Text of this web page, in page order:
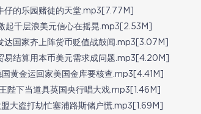
的乐园赌徒的天堂.mp3[7.77M]
千层浪美元信心在摇晃.mp3[2.53M]
国家齐上阵货币贬值战鼓闻.mp3[3.07M]
结算用本币美元需求成问题.mp3[4.20M]
黄金运回家美国金库要核查.mp3[4.41M]
陛下当道具英国央行唱大戏.mp3[1.46M]
大盗打劫忙塞浦路斯储户慌.mp3[1.69M]